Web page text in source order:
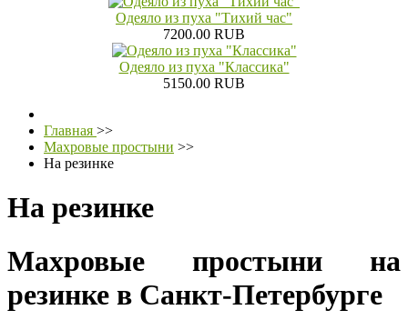
Одеяло из пуха "Тихий час"
7200.00 RUB
Одеяло из пуха "Классика"
5150.00 RUB
Главная >>
Махровые простыни >>
На резинке
На резинке
Махровые простыни на
резинке в Санкт-Петербурге